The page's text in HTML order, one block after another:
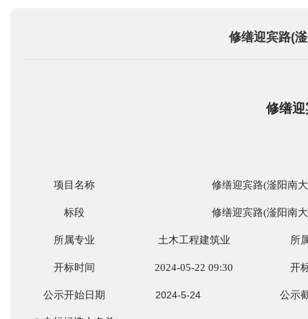
修缮迎宾路(
修缮
项目名称 修缮迎宾路(滏阳南
标段 修缮迎宾路(滏阳南
所属专业 土木工程建筑业 所
开标时间 2024-05-22 09:30 开
公示开始日期 2024-5-24 公示